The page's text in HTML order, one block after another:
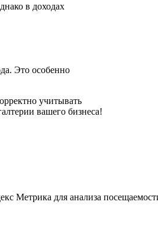
в доходах
Это особенно
учитывать
вашего бизнеса!
Метрика для анализа